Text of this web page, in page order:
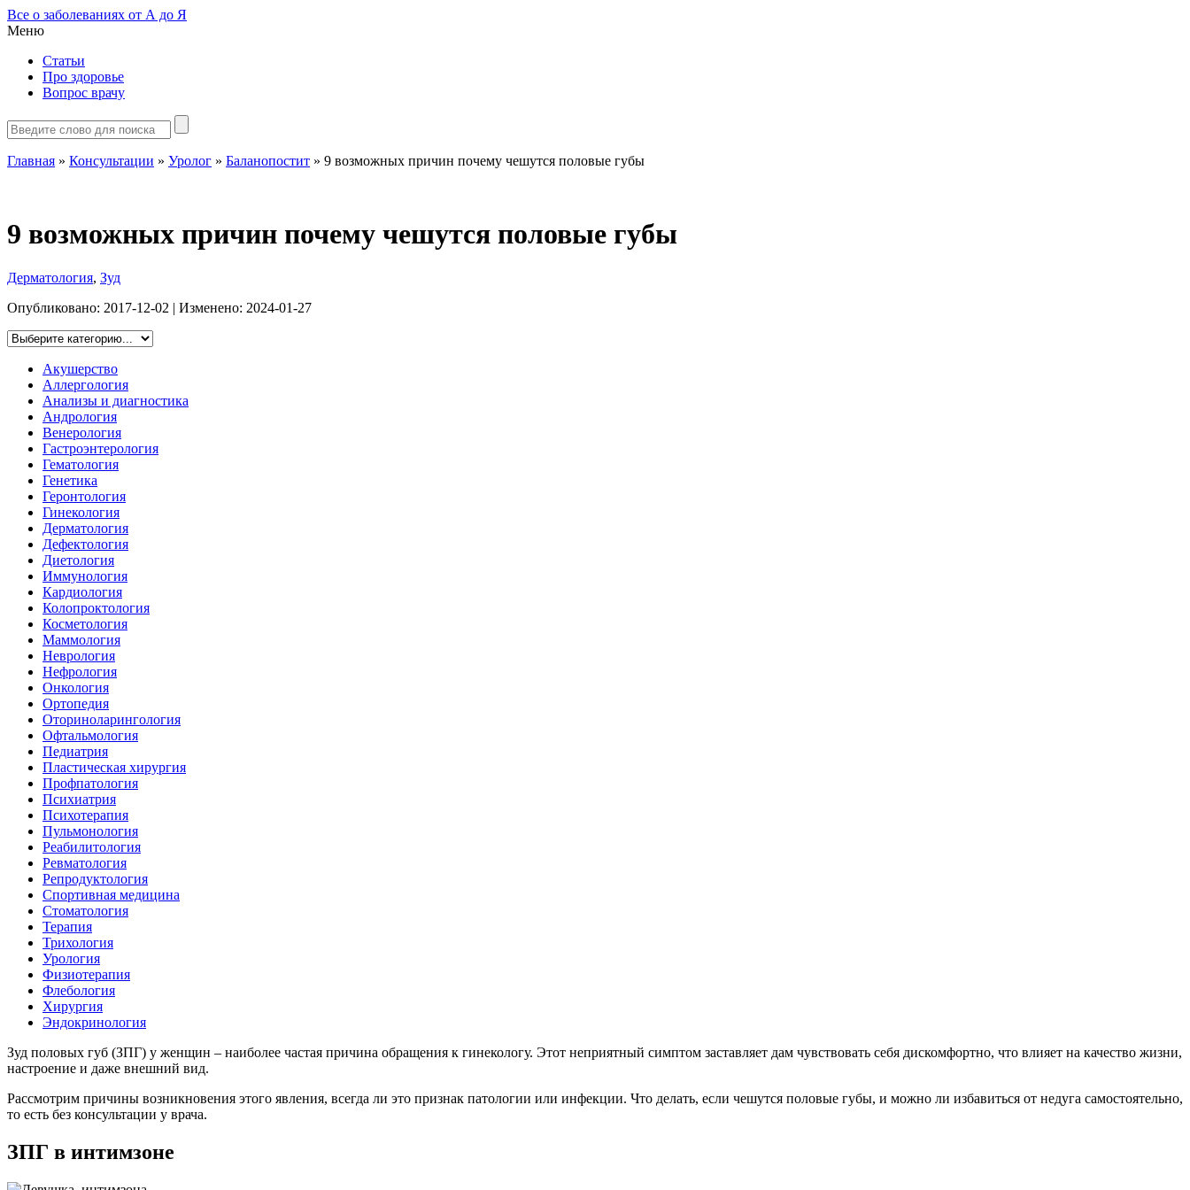
Все о заболеваниях от А до Я
Меню
Статьи
Про здоровье
Вопрос врачу
Главная » Консультации » Уролог » Баланопостит » 9 возможных причин почему чешутся половые губы
9 возможных причин почему чешутся половые губы
Дерматология, Зуд
Опубликовано: 2017-12-02 | Изменено: 2024-01-27
Акушерство
Аллергология
Анализы и диагностика
Андрология
Венерология
Гастроэнтерология
Гематология
Генетика
Геронтология
Гинекология
Дерматология
Дефектология
Диетология
Иммунология
Кардиология
Колопроктология
Косметология
Маммология
Неврология
Нефрология
Онкология
Ортопедия
Оториноларингология
Офтальмология
Педиатрия
Пластическая хирургия
Профпатология
Психиатрия
Психотерапия
Пульмонология
Реабилитология
Ревматология
Репродуктология
Спортивная медицина
Стоматология
Терапия
Трихология
Урология
Физиотерапия
Флебология
Хирургия
Эндокринология
Зуд половых губ (ЗПГ) у женщин – наиболее частая причина обращения к гинекологу. Этот неприятный симптом заставляет дам чувствовать себя дискомфортно, что влияет на качество жизни,
настроение и даже внешний вид.
Рассмотрим причины возникновения этого явления, всегда ли это признак патологии или инфекции. Что делать, если чешутся половые губы, и можно ли избавиться от недуга самостоятельно,
то есть без консультации у врача.
ЗПГ в интимзоне